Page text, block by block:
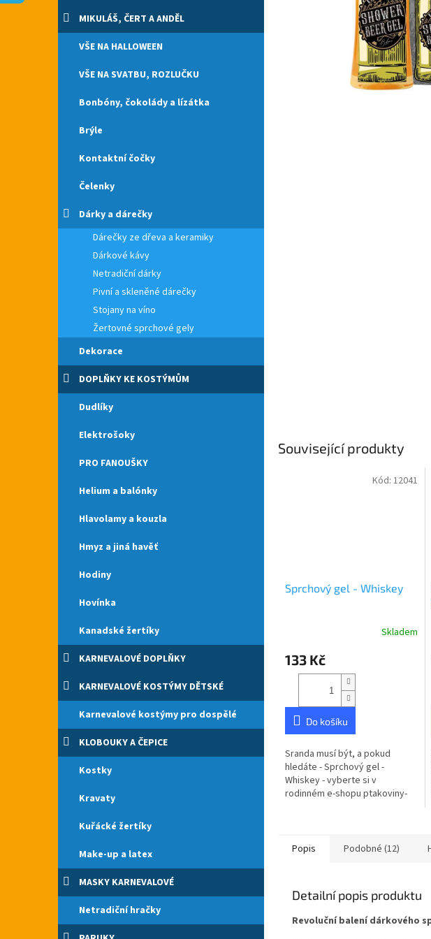
e
l
MIKULÁŠ, ČERT A ANDĚL
VŠE NA HALLOWEEN
VŠE NA SVATBU, ROZLUČKU
Bonbóny, čokolády a lízátka
Brýle
Kontaktní čočky
Čelenky
Dárky a dárečky
Dárečky ze dřeva a keramiky
Dárkové kávy
Netradiční dárky
Pivní a skleněné dárečky
Stojany na víno
Žertovné sprchové gely
Dekorace
DOPLŇKY KE KOSTÝMŮM
Dudlíky
Elektrošoky
PRO FANOUŠKY
Helium a balónky
Hlavolamy a kouzla
Hmyz a jiná havěť
Hodiny
Hovínka
Kanadské žertíky
KARNEVALOVÉ DOPLŇKY
KARNEVALOVÉ KOSTÝMY DĚTSKÉ
Karnevalové kostýmy pro dospělé
KLOBOUKY A ČEPICE
Kostky
Kravaty
Kuřácké žertíky
Make-up a latex
MASKY KARNEVALOVÉ
Netradiční hračky
Související produkty
Sprchový gel - Whiskey
produktu
hvězdiček.
Skladem
133 Kč
Do košíku
Sranda musí být, a pokud
hledáte - Sprchový gel -
Whiskey - vyberte si v
rodinném e-shopu ptakoviny-
Kód: 12041
Popis Podobné (12)
Detailní popis produktu
Revoluční balení dárkového